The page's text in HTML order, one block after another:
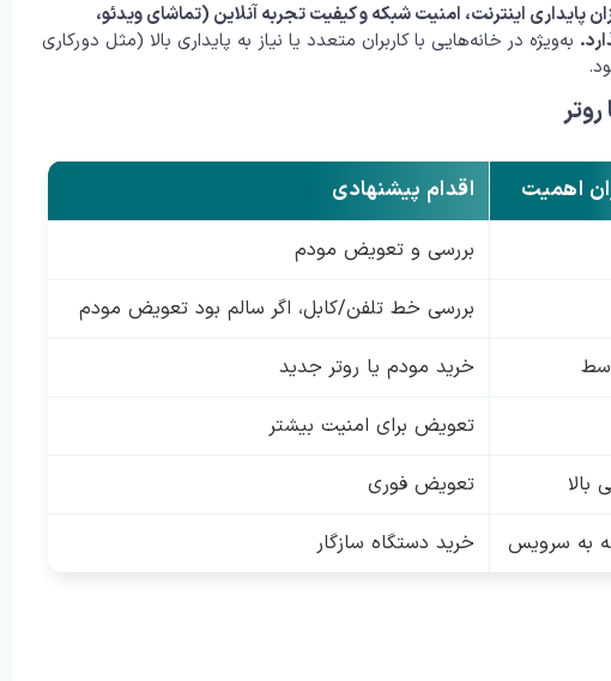
اینترنت، امنیت شبکه و کیفیت تجربه آنلاین (تماشای ویدئو،
به‌ویژه در خانه‌هایی با کاربران متعدد یا نیاز به پایداری بالا (مثل دورکاری
اهمیت اقدام پیشنهادی
بررسی و تعویض مودم
بررسی خط تلفن/کابل، اگر سالم بود تعویض مودم
خرید مودم یا روتر جدید
تعویض برای امنیت بیشتر
بالا تعویض فوری
به سرویس خرید دستگاه سازگار